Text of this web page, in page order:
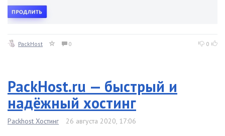
PackHost 0 0
PackHost.ru — быстрый и
надёжный хостинг
Packhost Хостинг 26 августа 2020, 17:06